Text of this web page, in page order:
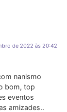
de 2022 às 20:42
nanismo
bom, top
eventos
amizades..